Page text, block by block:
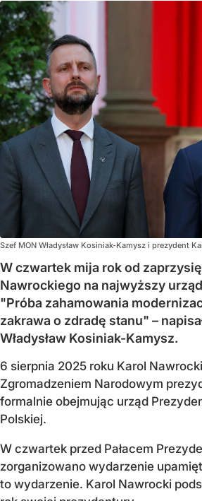
Szef MON Władysław Kosiniak-Kamysz i prezydent
W czwartek mija rok od
Nawrockiego na najwyższy
"Próba zahamowania
zakrawa o zdradę stanu" –
Władysław Kosiniak-Kamysz.
6 sierpnia 2025 roku Karol Nawrocki
Zgromadzeniem Narodowym
formalnie obejmując urząd
Polskiej.
W czwartek przed Pałacem
zorganizowano wydarzenie
to wydarzenie. Karol Nawrocki